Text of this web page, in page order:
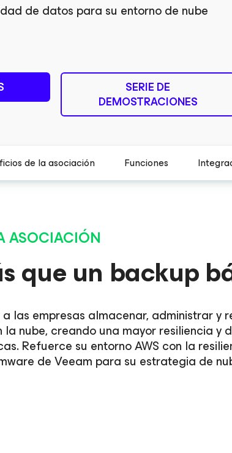
de datos para su entorno de nube
SERIE DE
DEMOSTRACIONES
de la asociación Funciones
ASOCIACIÓN
que un backup
a las empresas almacenar, administrar
nube, creando una mayor resiliencia y
Refuerce su entorno AWS con la
de Veeam para su estrategia de